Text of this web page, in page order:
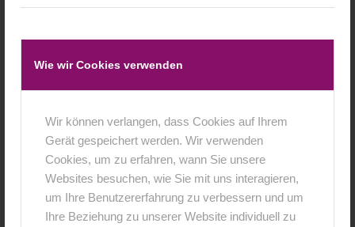
Wie wir Cookies verwenden
Wir können verlangen, dass Cookies auf Ihrem
Gerät gespeichert werden. Wir verwenden
Cookies, um zu erfahren, wann Sie unsere
Websites besuchen, wie Sie mit uns interagieren,
um Ihre Benutzererfahrung zu verbessern und um
Ihre Beziehung zu unserer Website individuell zu
12. Juli 2016 / 0 Kommentare von anja